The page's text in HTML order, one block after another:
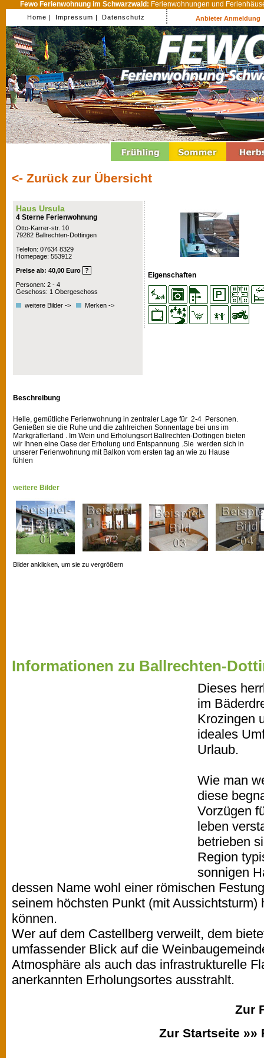
Fewo Ferienwohnung im Schwarzwald: Ferienwohnungen und
Home | Impressum | Datenschutz Anbieter Anmeldung
<- Zurück zur Übersicht
Haus Ursula
4 Sterne Ferienwohnung
Otto-Karrer-str. 10
79282 Ballrechten-Dottingen
Telefon: 07634 8329
Homepage: 553912
Preise ab: 40,00 Euro ?
Personen: 2 - 4
Geschoss: 1 Obergeschoss
weitere Bilder ->
Merken ->
Eigenschaften
Beschreibung
Helle, gemütliche Ferienwohnung in zentraler Lage für 2-4 Personen.
Genießen sie die Ruhe und die zahlreichen Sonnentage bei uns im
Markgräflerland . Im Wein und Erholungsort Ballrechten-Dottingen bieten
wir Ihnen eine Oase der Erholung und Entspannung .Sie werden sich in
unserer Ferienwohnung mit Balkon vom ersten tag an wie zu Hause
fühlen
weitere Bilder
Bilder anklicken, um sie zu vergrößern
Informationen zu Ballrechten-
Dieses
im
Krozingen
ideales
Urlaub.
Wie man
diese
Vorzügen
leben
betrieben
Region
sonnigen
dessen Name wohl einer römischen
seinem höchsten Punkt (mit
können.
Wer auf dem Castellberg verweilt, dem
umfassender Blick auf die
Atmosphäre als auch das infrastrukturelle
anerkannten Erholungsortes ausstrahlt.
Zur
Zur Startseite »»